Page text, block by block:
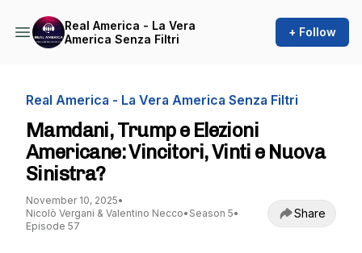
Real America - La Vera
America Senza Filtri
+ Follow
Real America - La Vera America Senza Filtri
Mamdani, Trump e Elezioni
Americane: Vincitori, Vinti e Nuova
Sinistra?
November 10, 2025•
Nicolò Vergani & Valentino Necco• Season 5•
Episode 57
Share